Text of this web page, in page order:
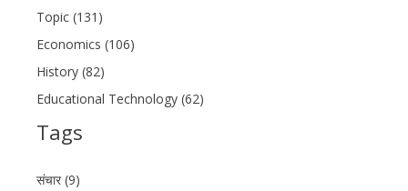
Topic (131)
Economics (106)
History (82)
Educational Technology (62)
Tags
संचार (9)